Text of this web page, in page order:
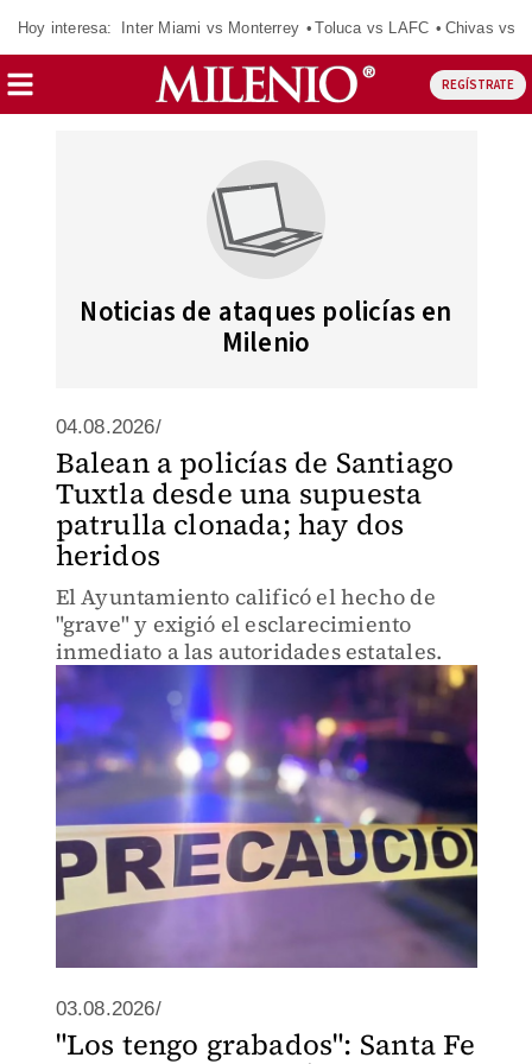
Hoy interesa: Inter Miami vs Monterrey Toluca vs LAFC Chivas vs
REGÍSTRATE
Noticias de ataques policías en
Milenio
04.08.2026/
Balean a policías de Santiago
Tuxtla desde una supuesta
patrulla clonada; hay dos
heridos
El Ayuntamiento calificó el hecho de
"grave" y exigió el esclarecimiento
inmediato a las autoridades estatales.
03.08.2026/
"Los tengo grabados": Santa Fe